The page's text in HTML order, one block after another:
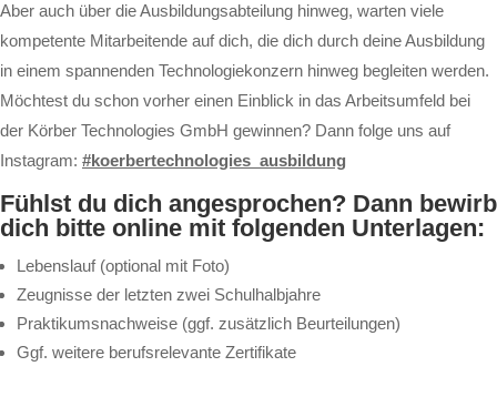
Aber auch über die Ausbildungsabteilung hinweg, warten viele
kompetente Mitarbeitende auf dich, die dich durch deine Ausbildung
in einem spannenden Technologiekonzern hinweg begleiten werden.
Möchtest du schon vorher einen Einblick in das Arbeitsumfeld bei
der Körber Technologies GmbH gewinnen? Dann folge uns auf
Instagram: #koerbertechnologies_ausbildung
Fühlst du dich angesprochen? Dann bewirb
dich bitte online mit folgenden Unterlagen:
Lebenslauf (optional mit Foto)
Zeugnisse der letzten zwei Schulhalbjahre
Praktikumsnachweise (ggf. zusätzlich Beurteilungen)
Ggf. weitere berufsrelevante Zertifikate